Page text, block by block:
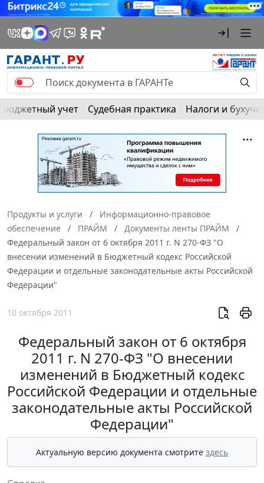
Бюджетный учет Судебная практика Налоги и
Продукты и услуги
Информационно-правовое
обеспечение
ПРАЙМ
Документы ленты ПРАЙМ
Федеральный закон от 6 октября 2011 г. N 270-ФЗ "О
внесении изменений в Бюджетный кодекс Российской
Федерации и отдельные законодательные акты Российской
Федерации"
10 октября 2011
Федеральный закон от 6 октября
2011 г. N 270-ФЗ "О внесении
изменений в Бюджетный кодекс
Российской Федерации и отдельные
законодательные акты Российской
Федерации"
Актуальную версию документа смотрите здесь